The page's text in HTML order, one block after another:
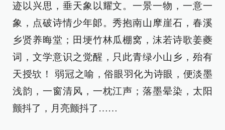
迹以兴思，垂天象以耀文。一景一物，一意一
象，点破诗情少年郞。秀抱南山摩崖石，春溪
乡贤养晦堂；田埂竹林瓜棚窝，沫若诗歌姜夔
词，文学意识之觉醒，只此青绿小山乡，殆有
天授欤！ 弱冠之喻，俗眼羽化为诗眼，便淡墨
浅韵，一窗清风，一枕江声；落墨晕染，太阳
颤抖了，月亮颤抖了……